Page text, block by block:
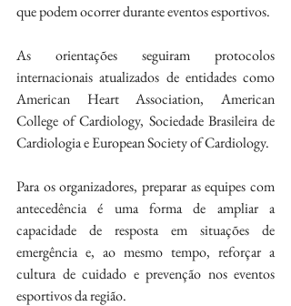
que podem ocorrer durante eventos esportivos.
As orientações seguiram protocolos
internacionais atualizados de entidades como
American Heart Association, American
College of Cardiology, Sociedade Brasileira de
Cardiologia e European Society of Cardiology.
Para os organizadores, preparar as equipes com
antecedência é uma forma de ampliar a
capacidade de resposta em situações de
emergência e, ao mesmo tempo, reforçar a
cultura de cuidado e prevenção nos eventos
esportivos da região.